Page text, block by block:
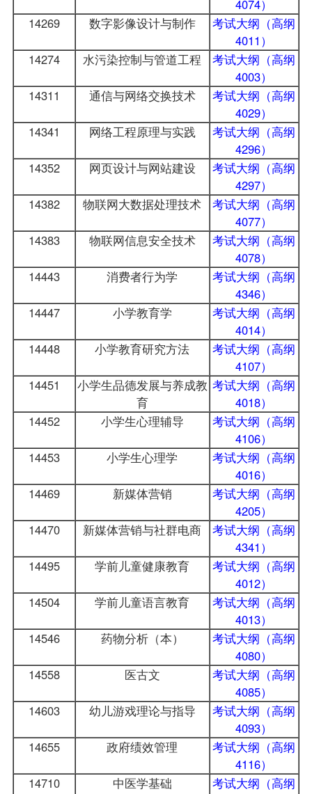
4074）
14269
数字影像设计与制作
考试大纲（高纲
4011）
14274
水污染控制与管道工程
考试大纲（高纲
4003）
14311
通信与网络交换技术
考试大纲（高纲
4029）
14341
网络工程原理与实践
考试大纲（高纲
4296）
14352
网页设计与网站建设
考试大纲（高纲
4297）
14382
物联网大数据处理技术
考试大纲（高纲
4077）
14383
物联网信息安全技术
考试大纲（高纲
4078）
14443
消费者行为学
考试大纲（高纲
4346）
14447
小学教育学
考试大纲（高纲
4014）
14448
小学教育研究方法
考试大纲（高纲
4107）
14451
小学生品德发展与养成教
育
考试大纲（高纲
4018）
14452
小学生心理辅导
考试大纲（高纲
4106）
14453
小学生心理学
考试大纲（高纲
4016）
14469
新媒体营销
考试大纲（高纲
4205）
14470
新媒体营销与社群电商
考试大纲（高纲
4341）
14495
学前儿童健康教育
考试大纲（高纲
4012）
14504
学前儿童语言教育
考试大纲（高纲
4013）
14546
药物分析（本）
考试大纲（高纲
4080）
14558
医古文
考试大纲（高纲
4085）
14603
幼儿游戏理论与指导
考试大纲（高纲
4093）
14655
政府绩效管理
考试大纲（高纲
4116）
14710
中医学基础
考试大纲（高纲